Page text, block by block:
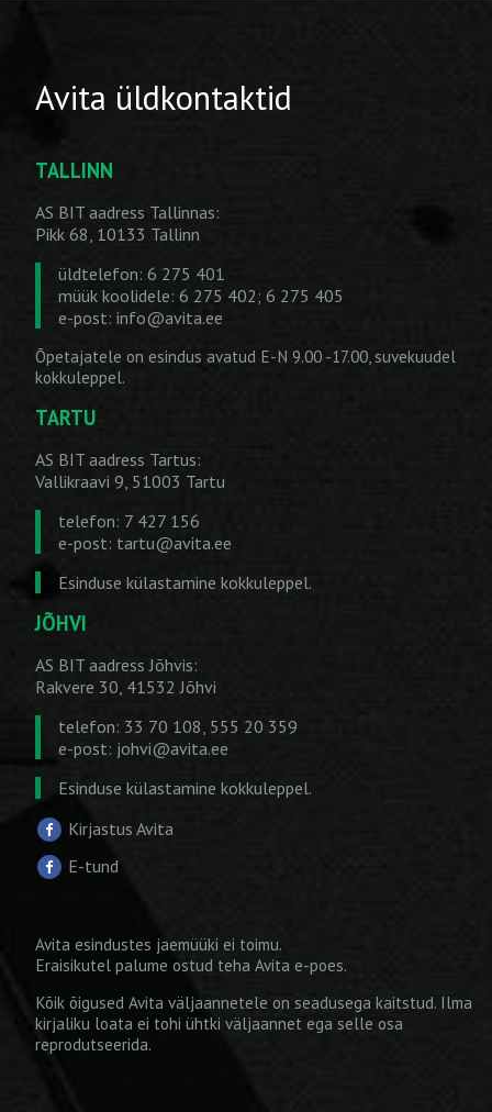
Avita üldkontaktid
TALLINN
AS BIT aadress Tallinnas:
Pikk 68, 10133 Tallinn
üldtelefon: 6 275 401
müük koolidele: 6 275 402; 6 275 405
e-post: info@avita.ee
Õpetajatele on esindus avatud E-N 9.00 -17.00, suvekuudel
kokkuleppel.
TARTU
AS BIT aadress Tartus:
Vallikraavi 9, 51003 Tartu
telefon: 7 427 156
e-post: tartu@avita.ee
Esinduse külastamine kokkuleppel.
JÕHVI
AS BIT aadress Jõhvis:
Rakvere 30, 41532 Jõhvi
telefon: 33 70 108, 555 20 359
e-post: johvi@avita.ee
Esinduse külastamine kokkuleppel.
Kirjastus Avita
E-tund
Avita esindustes jaemüüki ei toimu.
Eraisikutel palume ostud teha Avita e-poes.
Kõik õigused Avita väljaannetele on seadusega kaitstud. Ilma
kirjaliku loata ei tohi ühtki väljaannet ega selle osa
reprodutseerida.